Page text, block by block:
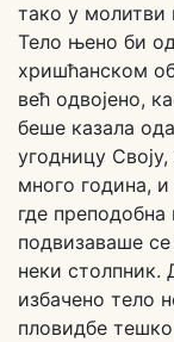
тако у молитви
Тело њено би
хришћанском
већ одвојено,
беше казала
угодницу
много година,
где
подвизаваше
неки столпник.
избачено тело
пловидбе